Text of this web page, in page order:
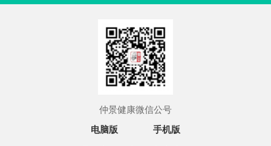
仲景健康微信公号
电脑版 手机版